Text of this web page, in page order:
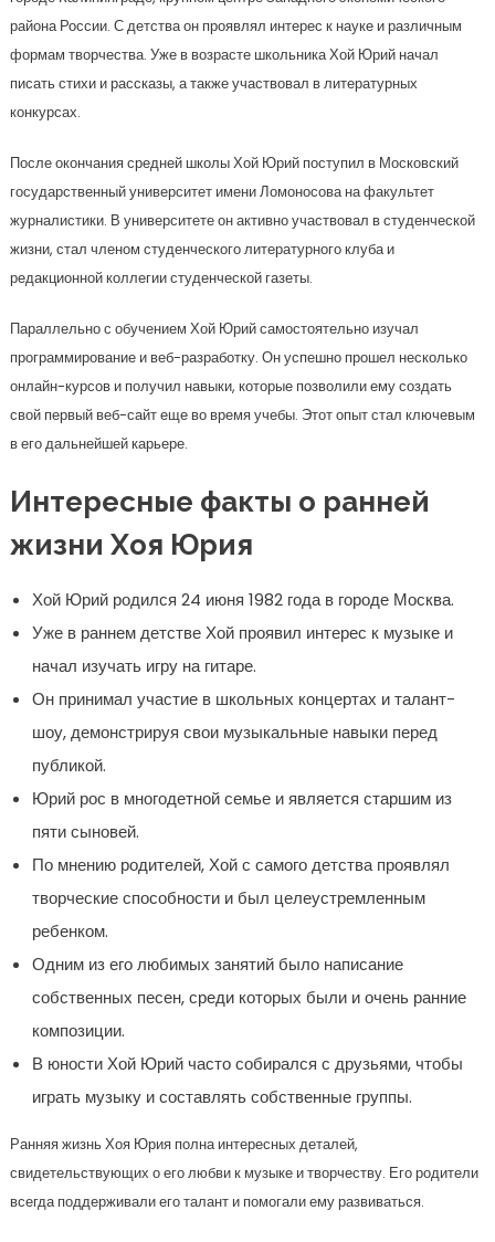
района России. С детства он проявлял интерес к науке и различным
формам творчества. Уже в возрасте школьника Хой Юрий начал
писать стихи и рассказы, а также участвовал в литературных
конкурсах.
После окончания средней школы Хой Юрий поступил в Московский
государственный университет имени Ломоносова на факультет
журналистики. В университете он активно участвовал в студенческой
жизни, стал членом студенческого литературного клуба и
редакционной коллегии студенческой газеты.
Параллельно с обучением Хой Юрий самостоятельно изучал
программирование и веб-разработку. Он успешно прошел несколько
онлайн-курсов и получил навыки, которые позволили ему создать
свой первый веб-сайт еще во время учебы. Этот опыт стал ключевым
в его дальнейшей карьере.
Интересные факты о ранней
жизни Хоя Юрия
Хой Юрий родился 24 июня 1982 года в городе Москва.
Уже в раннем детстве Хой проявил интерес к музыке и
начал изучать игру на гитаре.
Он принимал участие в школьных концертах и талант-
шоу, демонстрируя свои музыкальные навыки перед
публикой.
Юрий рос в многодетной семье и является старшим из
пяти сыновей.
По мнению родителей, Хой с самого детства проявлял
творческие способности и был целеустремленным
ребенком.
Одним из его любимых занятий было написание
собственных песен, среди которых были и очень ранние
композиции.
В юности Хой Юрий часто собирался с друзьями, чтобы
играть музыку и составлять собственные группы.
Ранняя жизнь Хоя Юрия полна интересных деталей,
свидетельствующих о его любви к музыке и творчеству. Его родители
всегда поддерживали его талант и помогали ему развиваться.